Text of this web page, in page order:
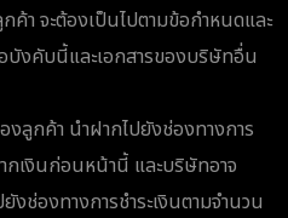
ค้า จะต้องเป็นไปตามข้อกำหนดและ
งคับนี้และเอกสารของบริษัทอื่น
ลูกค้า นำฝากไปยังช่องทางการ
กเงินก่อนหน้านี้ และบริษัทอาจ
ช่องทางการชำระเงินตามจำนวน